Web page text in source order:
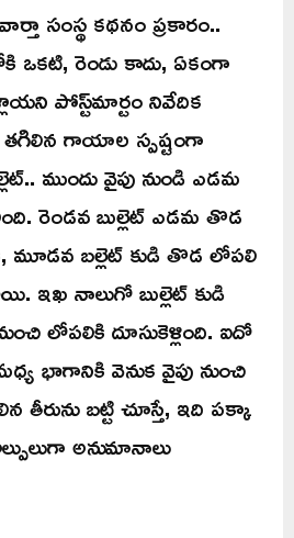
సంస్థ కథనం ప్రకారం..
ఒకటి, రెండు కాదు, ఏకంగా
పోస్ట్‌మార్టం నివేదిక
తగిలిన గాయాల స్పష్టంగా
ముందు వైపు నుండి ఎడమ
రెండవ బుల్లెట్ ఎడమ తొడ
బల్లెట్ కుడి తొడ లోపలి
ఇఖ నాలుగో బుల్లెట్ కుడి
లోపలికి దూసుకెళ్లింది. ఐదో
భాగానికి వెనుక వైపు నుంచి
తీరును బట్టి చూస్తే, ఇది పక్కా
అనుమానాలు